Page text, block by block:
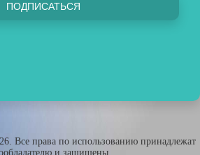
ПОДПИСАТЬСЯ
Все права по использованию принадлежат
и защищены